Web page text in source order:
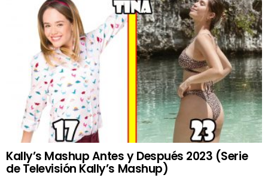
Kally’s Mashup Antes y Después 2023 (Serie
de Televisión Kally’s Mashup)